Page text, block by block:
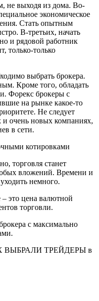
не выходя из дома. Во-
экономическое
Стать опытным
В-третьих, начать
и рядовой работник
только-только
выбрать брокера.
Кроме того, обладать
Форекс брокеры с
на рынке какое-то
Не следует
и очень новых компаниях,
в сети.
торговля станет
вложений. Времени и
немного.
это цена валютной
торговли.
с максимально
ТРЕЙДЕРЫ в